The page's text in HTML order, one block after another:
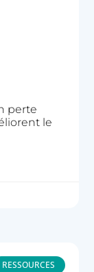
perte
le
RESSOURCES